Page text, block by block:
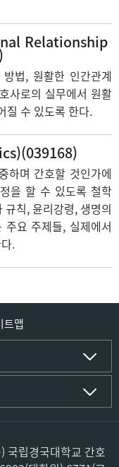
Relationship
법, 원활한 인간관계
사로의 실무에서 원활
질 수 있도록 한다.
하며 간호할 것인가에
을 할 수 있도록 철학
칙, 윤리강령, 생명의
요 주제들, 실제에서
.
트맵
국립경국대학교 간호